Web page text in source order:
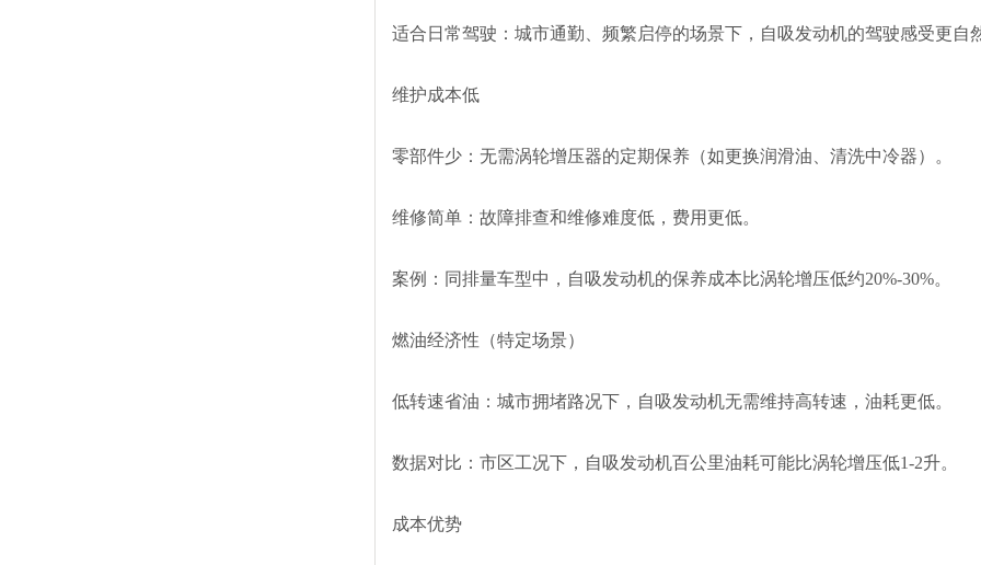
适合日常驾驶：城市通勤、频繁启停的场景下，自吸发动机的驾驶感受更自
维护成本低
零部件少：无需涡轮增压器的定期保养（如更换润滑油、清洗中冷器）。
维修简单：故障排查和维修难度低，费用更低。
案例：同排量车型中，自吸发动机的保养成本比涡轮增压低约20%-30%。
燃油经济性（特定场景）
低转速省油：城市拥堵路况下，自吸发动机无需维持高转速，油耗更低。
数据对比：市区工况下，自吸发动机百公里油耗可能比涡轮增压低1-2升。
成本优势